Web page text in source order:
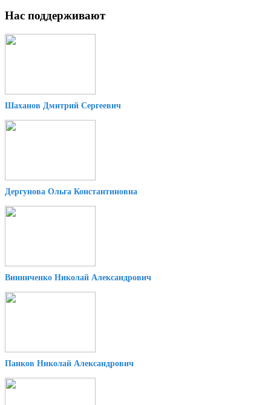
Нас поддерживают
Шаханов Дмитрий Сергеевич
Дергунова Ольга Константиновна
Винниченко Николай Александрович
Панков Николай Александрович